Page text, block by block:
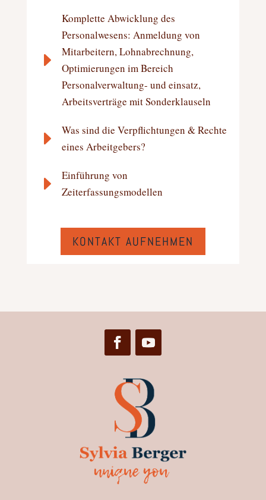
E
Komplette Abwicklung des
Personalwesens: Anmeldung von
Mitarbeitern, Lohnabrechnung,
Optimierungen im Bereich
Personalverwaltung- und einsatz,
Arbeitsverträge mit Sonderklauseln
E
Was sind die Verpflichtungen & Rechte
eines Arbeitgebers?
E
Einführung von
Zeiterfassungsmodellen
KONTAKT AUFNEHMEN